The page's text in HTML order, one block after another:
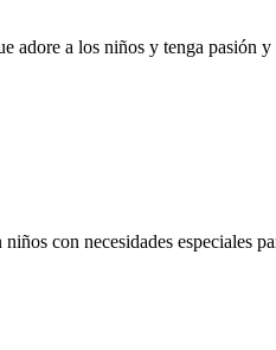
adore a los niños y tenga pasión
con necesidades especiales